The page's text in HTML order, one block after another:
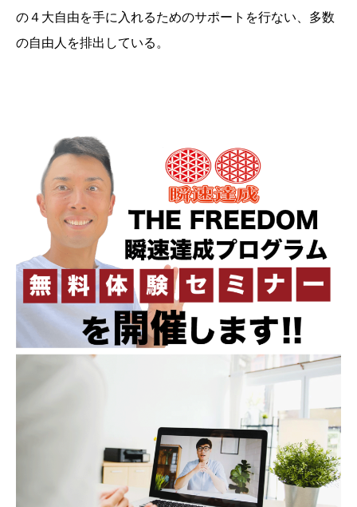
の４大自由を手に入れるためのサポートを行ない、多数
の自由人を排出している。